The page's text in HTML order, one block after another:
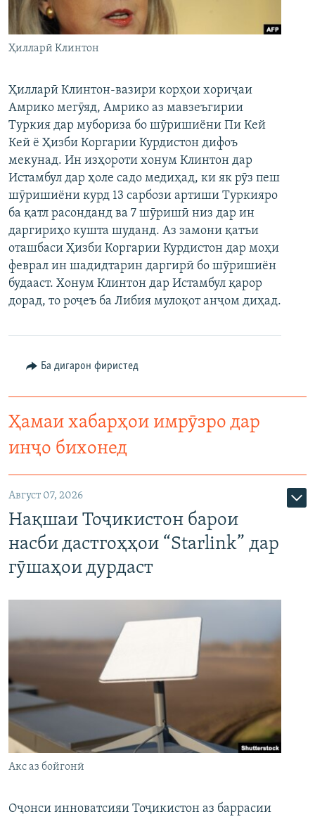
ГУЗОРИШҲОИ РАДИОӢ
Русский
Ҳамаи сомонаҳои RFE/RL
Ҳилларӣ Клинтон
Ҳилларӣ Клинтон-вазири корҳои хориҷаи
Амрико мегӯяд, Амрико аз мавзеъгирии
Туркия дар мубориза бо шӯришиёни Пи Кей
Кей ё Ҳизби Коргарии Курдистон дифоъ
мекунад. Ин изҳороти хонум Клинтон дар
Истамбул дар ҳоле садо медиҳад, ки як рӯз пеш
шӯришиёни курд 13 сарбози артиши Туркияро
ба қатл расонданд ва 7 шӯришӣ низ дар ин
даргириҳо кушта шуданд. Аз замони қатъи
оташбаси Ҳизби Коргарии Курдистон дар моҳи
феврал ин шадидтарин даргирӣ бо шӯришиён
будааст. Хонум Клинтон дар Истамбул қарор
дорад, то роҷеъ ба Либия мулоқот анҷом диҳад.
Ба дигарон фиристед
Ҳамаи хабарҳои имрӯзро дар
инҷо бихонед
Август 07, 2026
Нақшаи Тоҷикистон барои
насби дастгоҳҳои “Starlink” дар
гӯшаҳои дурдаст
Акс аз бойгонӣ
Оҷонси инноватсияи Тоҷикистон аз баррасии